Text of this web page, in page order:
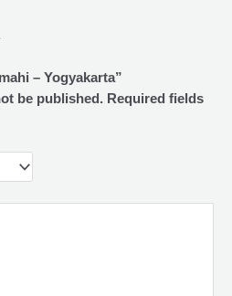
– Yogyakarta”
be published. Required fields